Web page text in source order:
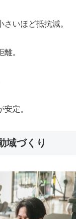
いほど抵抗減。
。
定。
域づくり